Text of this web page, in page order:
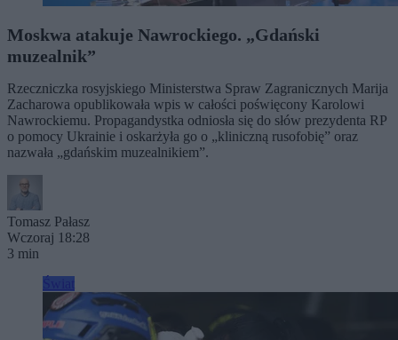
Moskwa atakuje Nawrockiego. „Gdański
muzealnik”
Rzeczniczka rosyjskiego Ministerstwa Spraw Zagranicznych Marija
Zacharowa opublikowała wpis w całości poświęcony Karolowi
Nawrockiemu. Propagandystka odniosła się do słów prezydenta RP
o pomocy Ukrainie i oskarżyła go o „kliniczną rusofobię” oraz
nazwała „gdańskim muzealnikiem”.
Tomasz Pałasz
Wczoraj 18:28
3 min